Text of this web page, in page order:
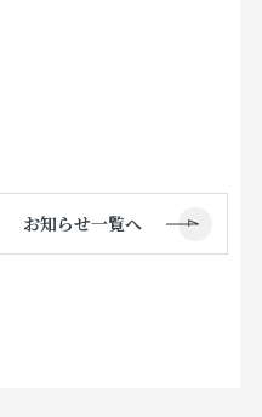
お知らせ一覧へ